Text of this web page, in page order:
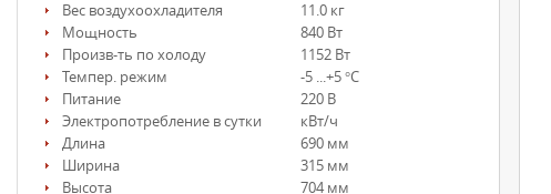
Вес воздухоохладителя
11.0 кг
Мощность
840 Вт
Произв-ть по холоду
1152 Вт
Темпер. режим
-5 ...+5 °С
Питание
220 В
Электропотребление в сутки
кВт/ч
Длина
690 мм
Ширина
315 мм
Высота
704 мм